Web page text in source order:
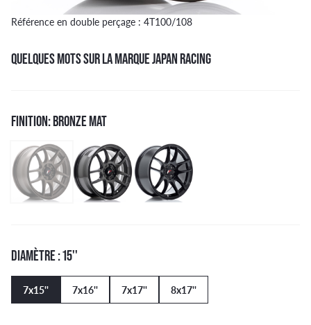
Référence en double perçage : 4T100/108
QUELQUES MOTS SUR LA MARQUE JAPAN RACING
FINITION: BRONZE MAT
DIAMÈTRE : 15''
7x15'' 7x16'' 7x17'' 8x17''